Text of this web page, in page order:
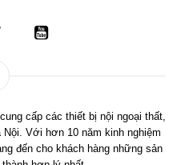
cấp các thiết bị nội ngoại thất,
Với hơn 10 năm kinh nghiệm
đến cho khách hàng những sản